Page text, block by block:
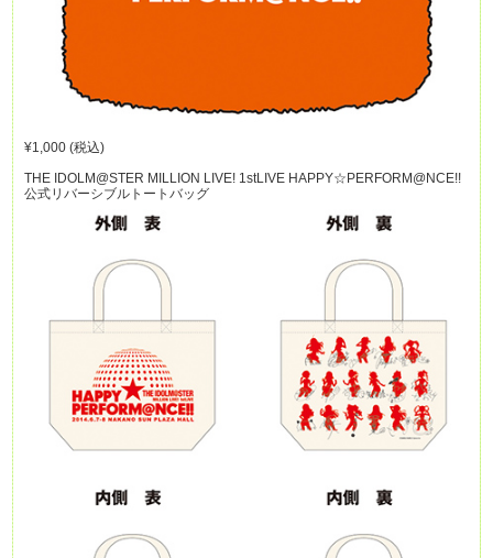
¥1,000 (税込)
THE IDOLM@STER MILLION LIVE! 1stLIVE HAPPY☆PERFORM@NCE!!
公式リバーシブルトートバッグ